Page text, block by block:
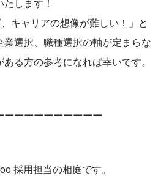
キャリアの想像が難しい！」と
選択、職種選択の軸が定まらな
る方の参考になれば幸いです。
ーーーーーーーーー
採用担当の相庭です。